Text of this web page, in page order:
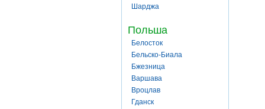
Шарджа
Польша
Белосток
Бельско-Биала
Бжезница
Варшава
Вроцлав
Гданск